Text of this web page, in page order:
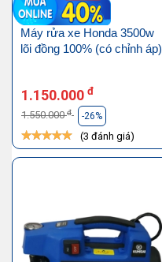
Máy rửa xe Honda 3500w
lõi đồng 100% (có chỉnh áp)
1.150.000 đ
1.550.000đ -26%
(3 đánh giá)